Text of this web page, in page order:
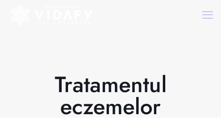
Tratamentul
eczemelor